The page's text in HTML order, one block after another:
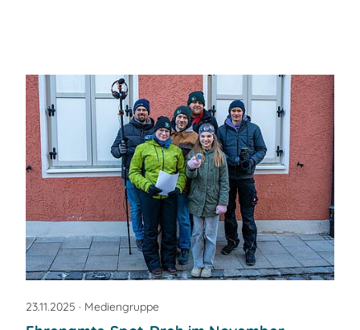
23.11.2025 · Mediengruppe